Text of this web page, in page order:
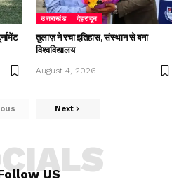
उत्तराखंड देहरादून
तुलाज़ ने रचा इतिहास, संस्थान से बना
विश्वविद्यालय
August 4, 2026
Next
US